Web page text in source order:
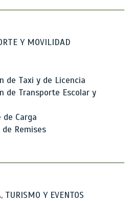
Y MOVILIDAD
de Taxi y de Licencia
de Transporte Escolar y
Carga
de Remises
TURISMO Y EVENTOS